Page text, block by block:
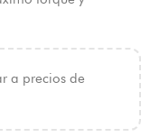
a precios de